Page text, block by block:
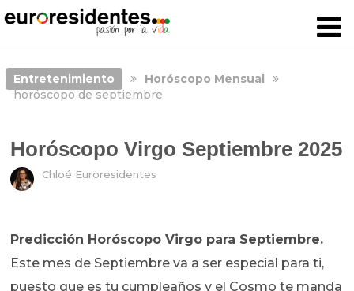
Entretenimiento
Horóscopo Mensual
horóscopo de septiembre
Horóscopo Virgo Septiembre 2025
Chloé Euroresidentes
Predicción Horóscopo Virgo para Septiembre.
Este mes de Septiembre va a ser especial para ti,
puesto que es tu cumpleaños y el Cosmo te manda